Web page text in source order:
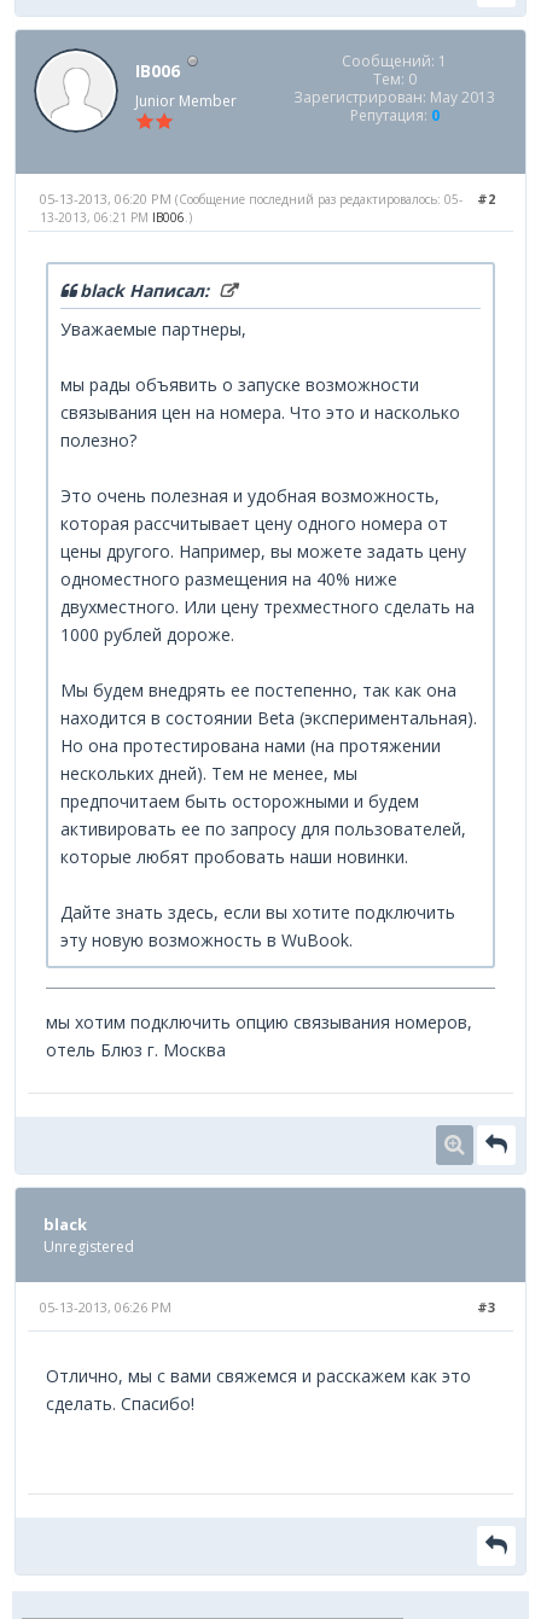
IB006
Junior Member
Сообщений: 1
Тем: 0
Зарегистрирован: May 2013
Репутация: 0
#2
05-13-2013, 06:20 PM (Сообщение последний раз редактировалось: 05-
13-2013, 06:21 PM IB006 .)
black Написал:
Уважаемые партнеры,
мы рады объявить о запуске возможности
связывания цен на номера. Что это и насколько
полезно?
Это очень полезная и удобная возможность,
которая рассчитывает цену одного номера от
цены другого. Например, вы можете задать цену
одноместного размещения на 40% ниже
двухместного. Или цену трехместного сделать на
1000 рублей дороже.
Мы будем внедрять ее постепенно, так как она
находится в состоянии Beta (экспериментальная).
Но она протестирована нами (на протяжении
нескольких дней). Тем не менее, мы
предпочитаем быть осторожными и будем
активировать ее по запросу для пользователей,
которые любят пробовать наши новинки.
Дайте знать здесь, если вы хотите подключить
эту новую возможность в WuBook.
мы хотим подключить опцию связывания номеров,
отель Блюз г. Москва
black
Unregistered
#3
05-13-2013, 06:26 PM
Отлично, мы с вами свяжемся и расскажем как это
сделать. Спасибо!